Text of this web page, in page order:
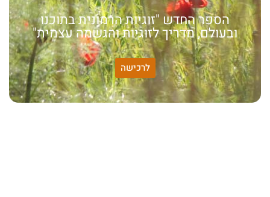
הספר החדש "זוגיות הרמונית בתוכנו
ובעולם, מדריך לזוגיות והגשמה עצמית"
לרכישה